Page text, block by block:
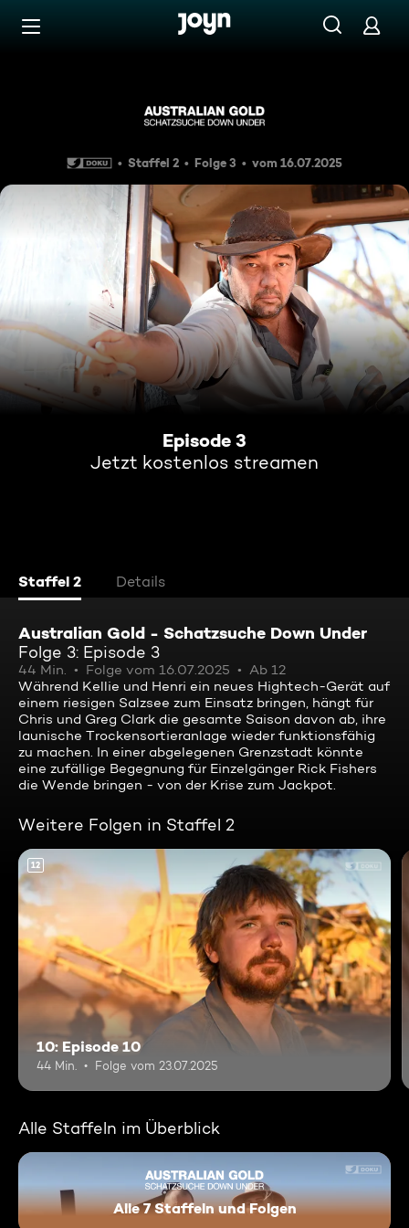
Zum Inhalt springen
Staffel 2 Folge 3 vom 16.07.2025
Episode 3
Jetzt kostenlos streamen
Staffel 2 Details
Australian Gold - Schatzsuche Down Under
Folge 3: Episode 3
44 Min. Folge vom 16.07.2025
Ab 12
Während Kellie und Henri ein neues Hightech-Gerät auf
einem riesigen Salzsee zum Einsatz bringen, hängt für
Chris und Greg Clark die gesamte Saison davon ab, ihre
launische Trockensortieranlage wieder funktionsfähig
zu machen. In einer abgelegenen Grenzstadt könnte
eine zufällige Begegnung für Einzelgänger Rick Fishers
die Wende bringen - von der Krise zum Jackpot.
Weitere Folgen in Staffel 2
12
10: Episode 10
44 Min. Folge vom 23.07.2025
Alle Staffeln im Überblick
Alle 7 Staffeln und Folgen